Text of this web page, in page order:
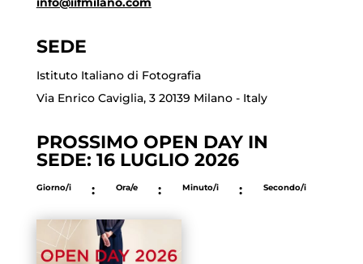
SEDE
Istituto Italiano di Fotografia
Via Enrico Caviglia, 3 20139 Milano - Italy
PROSSIMO OPEN DAY IN
SEDE: 16 LUGLIO 2026
Giorno/i : Ora/e : Minuto/i : Secondo/i